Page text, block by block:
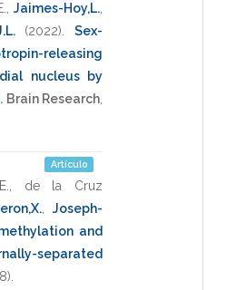
Jaimes-Hoy,L.
(2022) .Sex-
releasing
nucleus by
. Brain Research
Artículo
de la Cruz
, Joseph-
and
separated